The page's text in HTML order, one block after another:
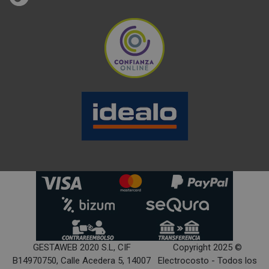
VENTAJAS DE LAS LAVADORAS DE
CARGA FRONTAL
habituales. En estas la ropa se introduce por la parte
delantera. Una de las principales características es que
la ropa no queda sumergida en el agua, como ocurre en
Una de las principales ventajas de este tipo de
lavadoras es que regulan la cantidad de agua
dependiendo de la carga que estén lavando. Además,
gracias a esta disposición se pueden acoplar otros
GESTAWEB 2020 S.L, CIF
B14970750, Calle Acedera 5, 14007
Copyright 2025 ©
Electrocosto - Todos los